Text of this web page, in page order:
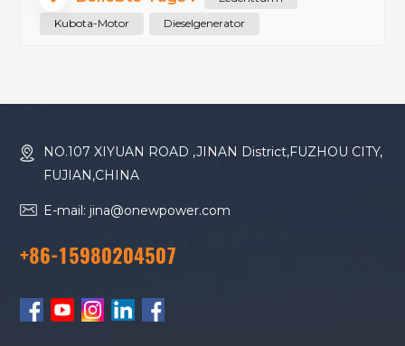
Kubota-Motor
Dieselgenerator
NO.107 XIYUAN ROAD ,JINAN District,FUZHOU CITY,
FUJIAN,CHINA
E-mail: jina@onewpower.com
+86-15980204507